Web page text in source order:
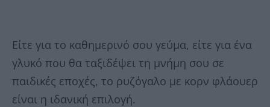
Είτε για το καθημερινό σου γεύμα, είτε για ένα
γλυκό που θα ταξιδέψει τη μνήμη σου σε
παιδικές εποχές, το ρυζόγαλο με κορν φλάουερ
είναι η ιδανική επιλογή.